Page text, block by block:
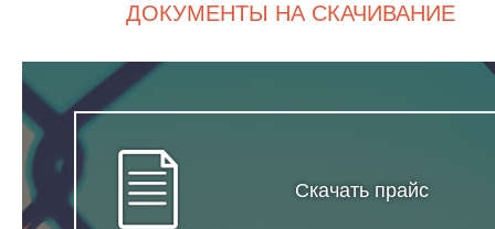
ДОКУМЕНТЫ НА СКАЧИВАНИЕ
Скачать прайс